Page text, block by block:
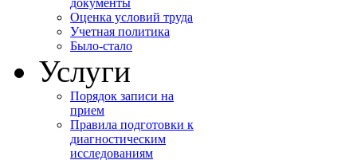
Оценка условий труда
Учетная политика
Было-стало
Услуги
Порядок записи на
прием
Правила подготовки к
диагностическим
исследованиям